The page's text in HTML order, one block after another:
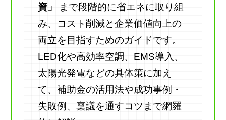
資」
まで段階的に省エネに取り組
み、コスト削減と企業価値向上の
両立を目指すためのガイドです。
LED化や高効率空調、EMS導入、
太陽光発電などの具体策に加え
て、補助金の活用法や成功事例・
失敗例、稟議を通すコツまで網羅